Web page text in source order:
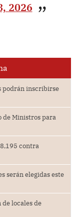
2026
podrán inscribirse
de Ministros para
contra
serán elegidas este
locales de